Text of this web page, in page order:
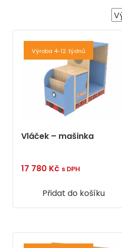
Výroba 4-12. týdnů
Vláček – mašinka
17 780 Kč s DPH
Přidat do košíku